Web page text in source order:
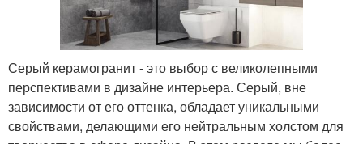
Серый керамогранит - это выбор с великолепными
перспективами в дизайне интерьера. Серый, вне
зависимости от его оттенка, обладает уникальными
свойствами, делающими его нейтральным холстом для